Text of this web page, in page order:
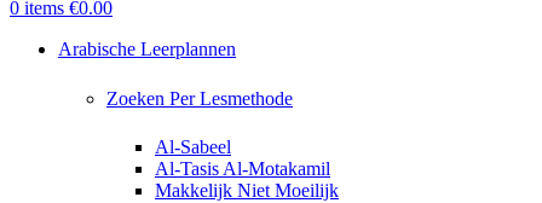
0 items €0.00
Arabische Leerplannen
Zoeken Per Lesmethode
Al-Sabeel
Al-Tasis Al-Motakamil
Makkelijk Niet Moeilijk